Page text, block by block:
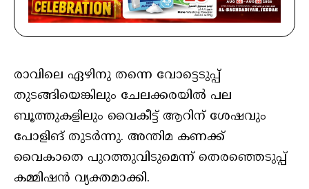
രാവിലെ ഏഴിനു തന്നെ വോട്ടെടുപ്പ്
തുടങ്ങിയെങ്കിലും ചേലക്കരയിൽ പല
ബൂത്തുകളിലും വൈകീട്ട് ആറിന് ശേഷവും
പോളിങ് തുടർന്നു. അന്തിമ കണക്ക്
വൈകാതെ പുറത്തുവിടുമെന്ന് തെരഞ്ഞെടുപ്പ്
കമ്മിഷൻ വ്യക്തമാക്കി.